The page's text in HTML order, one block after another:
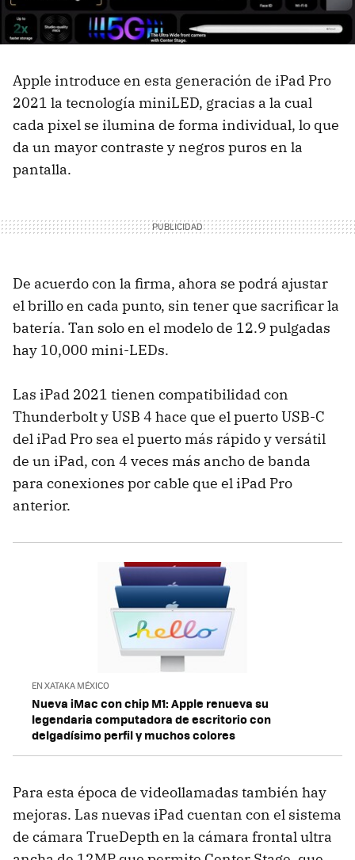
Apple introduce en esta generación de iPad Pro
2021 la tecnología miniLED, gracias a la cual
cada pixel se ilumina de forma individual, lo que
da un mayor contraste y negros puros en la
pantalla.
De acuerdo con la firma, ahora se podrá ajustar
el brillo en cada punto, sin tener que sacrificar la
batería. Tan solo en el modelo de 12.9 pulgadas
hay 10,000 mini-LEDs.
Las iPad 2021 tienen compatibilidad con
Thunderbolt y USB 4 hace que el puerto USB-C
del iPad Pro sea el puerto más rápido y versátil
de un iPad, con 4 veces más ancho de banda
para conexiones por cable que el iPad Pro
anterior.
EN XATAKA MÉXICO
Nueva iMac con chip M1: Apple renueva su
legendaria computadora de escritorio con
delgadísimo perfil y muchos colores
Para esta época de videollamadas también hay
mejoras. Las nuevas iPad cuentan con el sistema
de cámara TrueDepth en la cámara frontal ultra